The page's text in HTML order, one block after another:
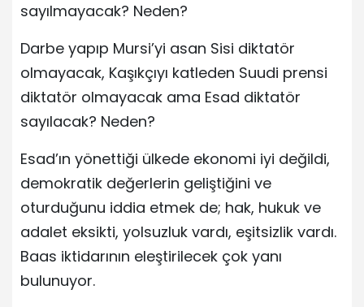
sayılmayacak? Neden?
Darbe yapıp Mursi’yi asan Sisi diktatör
olmayacak, Kaşıkçıyı katleden Suudi prensi
diktatör olmayacak ama Esad diktatör
sayılacak? Neden?
Esad’ın yönettiği ülkede ekonomi iyi değildi,
demokratik değerlerin geliştiğini ve
oturduğunu iddia etmek de; hak, hukuk ve
adalet eksikti, yolsuzluk vardı, eşitsizlik vardı.
Baas iktidarının eleştirilecek çok yanı
bulunuyor.